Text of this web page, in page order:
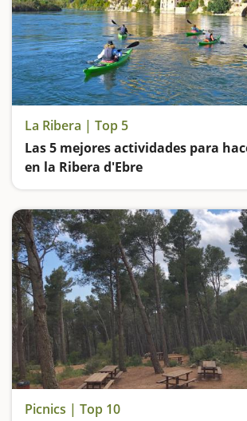
La Ribera | Top 5
Las 5 mejores actividades para
en la Ribera d'Ebre
Picnics | Top 10